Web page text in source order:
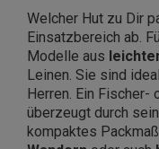
Welcher Hut zu Dir
Einsatzbereich ab.
Modelle aus
Leinen. Sie sind
Herren. Ein Fischer-
überzeugt durch
kompaktes